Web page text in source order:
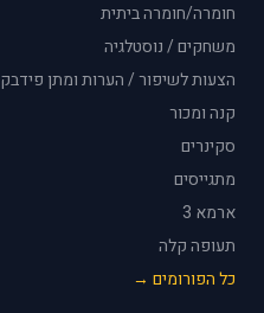
חומרה/חומרה ביתית
משחקים / נוסטלגיה
הצעות לשיפור / הערות ומתן פידבק
קנה ומכור
סקינרים
מתגייסים
ארמא 3
תעופה קלה
כל הפורומים →